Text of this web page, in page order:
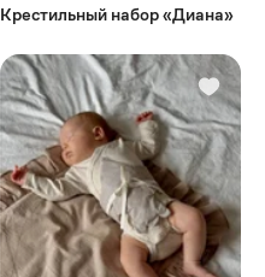
Крестильный набор «Диана»